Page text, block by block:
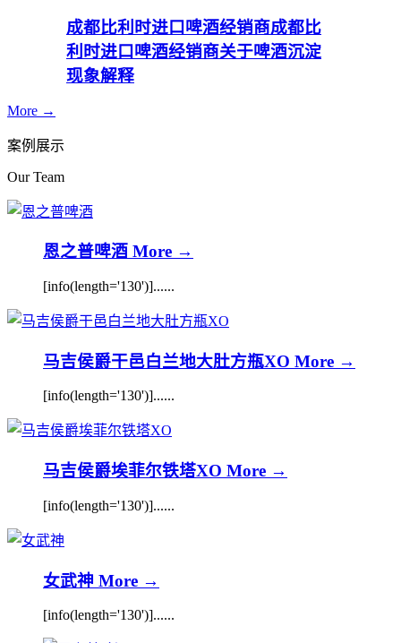
成都比利时进口啤酒经销商成都比
利时进口啤酒经销商关于啤酒沉淀
现象解释
More →
案例展示
Our Team
恩之普啤酒 More →
[info(length='130')]......
马吉侯爵干邑白兰地大肚方瓶XO More →
[info(length='130')]......
马吉侯爵埃菲尔铁塔XO More →
[info(length='130')]......
女武神 More →
[info(length='130')]......